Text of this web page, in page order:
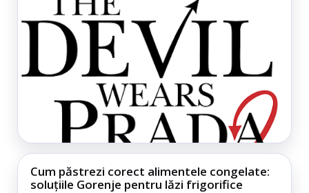
Cum păstrezi corect alimentele congelate:
soluțiile Gorenje pentru lăzi frigorifice